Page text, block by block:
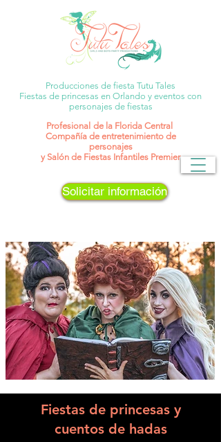
Profesional de la Florida Central
Compañía de entretenimiento de
personajes
y Salón de Fiestas Infantiles Premier
Producciones de fiesta Tutu Tales
Fiestas de princesas en Orlando y eventos con
personajes de fiestas
Solicitar información
Fiestas de princesas y
cuentos de hadas